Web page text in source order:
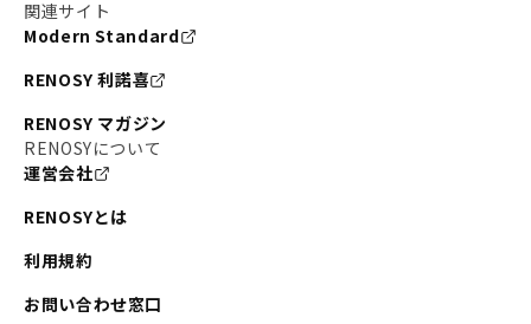
関連サイト
Modern Standard
RENOSY 利諾喜
RENOSY マガジン
RENOSYについて
運営会社
RENOSYとは
利用規約
お問い合わせ窓口